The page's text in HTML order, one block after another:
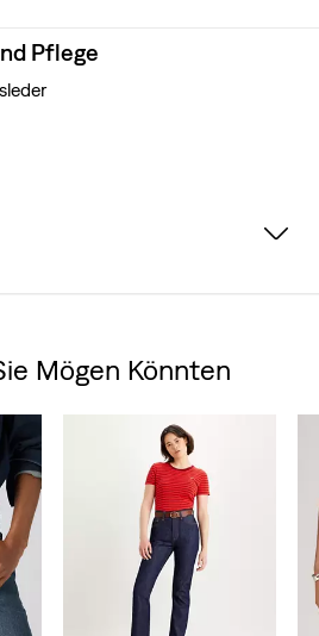
Pflege
Mögen Könnten